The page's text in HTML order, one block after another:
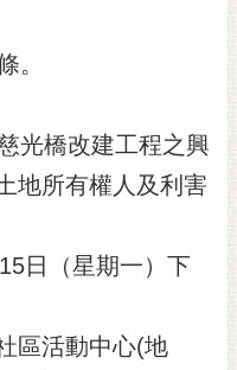
。
光橋改建工程之興
地所有權人及利害
日（星期一）下
區活動中心(地